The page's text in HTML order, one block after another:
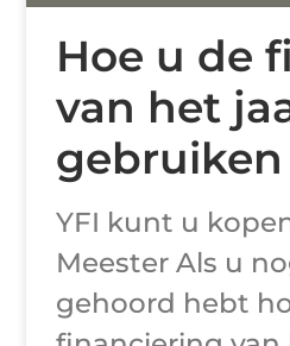
Hoe u de
van het
gebruiken
YFI kunt u
Meester Als u
gehoord hebt